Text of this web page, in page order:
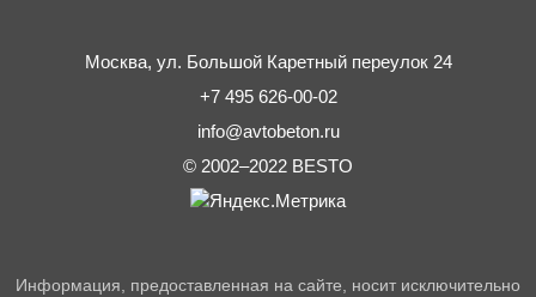
Москва, ул. Большой Каретный переулок 24
+7 495 626-00-02
info@avtobeton.ru
© 2002–2022 BESTO
Информация, предоставленная на сайте, носит исключительно